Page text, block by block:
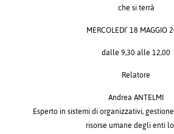
che si terrà
MERCOLEDI’ 18 MAGGIO
dalle 9,30 alle 12,00
Relatore
Andrea ANTELMI
Esperto in sistemi di organizzativi,
risorse umane degli enti